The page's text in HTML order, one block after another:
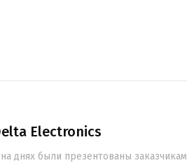
Electronics
днях были презентованы заказчикам